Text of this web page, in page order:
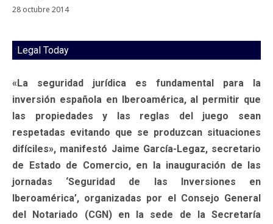
28 octubre 2014
Legal Today
«La seguridad jurídica es fundamental para la
inversión española en Iberoamérica, al permitir que
las propiedades y las reglas del juego sean
respetadas evitando que se produzcan situaciones
difíciles», manifestó Jaime García-Legaz, secretario
de Estado de Comercio, en la inauguración de las
jornadas ‘Seguridad de las Inversiones en
Iberoamérica’, organizadas por el Consejo General
del Notariado (CGN) en la sede de la Secretaría